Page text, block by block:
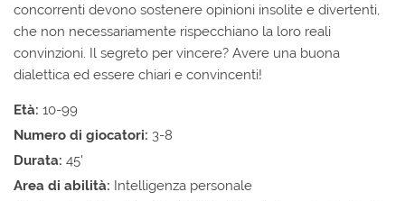
concorrenti devono sostenere opinioni insolite e divertenti,
che non necessariamente rispecchiano la loro reali
convinzioni. Il segreto per vincere? Avere una buona
dialettica ed essere chiari e convincenti!
Età: 10-99
Numero di giocatori: 3-8
Durata: 45'
Area di abilità: Intelligenza personale